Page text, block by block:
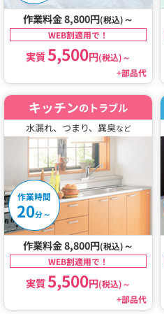
作業料金 8,800円(税込) ～
WEB割適用で！
実質5,500円(税込)～
+部品代
キッチンのトラブル
水漏れ、つまり、異臭など
作業時間
20分～
作業料金 8,800円(税込) ～
WEB割適用で！
実質5,500円(税込)～
+部品代